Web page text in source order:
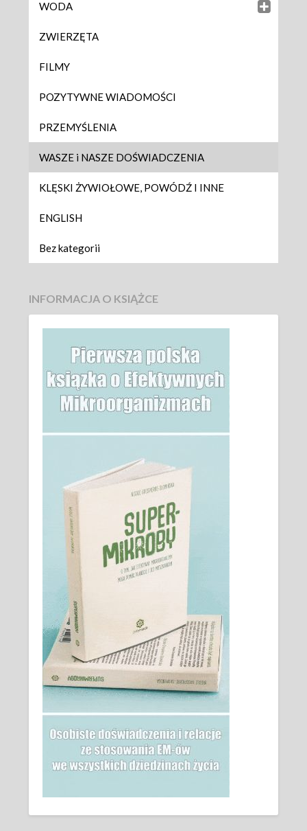
WODA
ZWIERZĘTA
FILMY
POZYTYWNE WIADOMOŚCI
PRZEMYŚLENIA
WASZE i NASZE DOŚWIADCZENIA
KLĘSKI ŻYWIOŁOWE, POWÓDŹ I INNE
ENGLISH
Bez kategorii
INFORMACJA O KSIĄŻCE